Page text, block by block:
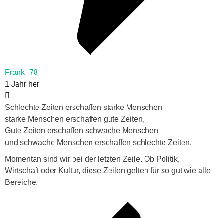
Frank_78
1 Jahr her
Schlechte Zeiten erschaffen starke Menschen,
starke Menschen erschaffen gute Zeiten,
Gute Zeiten erschaffen schwache Menschen
und schwache Menschen erschaffen schlechte Zeiten.
Momentan sind wir bei der letzten Zeile. Ob Politik,
Wirtschaft oder Kultur, diese Zeilen gelten für so gut wie alle
Bereiche.